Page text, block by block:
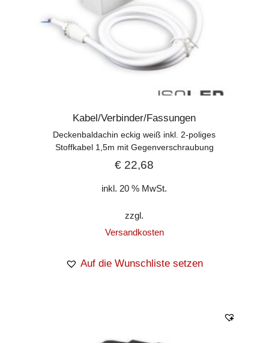
Kabel/Verbinder/Fassungen
Deckenbaldachin eckig weiß inkl. 2-poliges
Stoffkabel 1,5m mit Gegenverschraubung
€ 22,68
inkl. 20 % MwSt.
zzgl.
Versandkosten
Auf die Wunschliste setzen